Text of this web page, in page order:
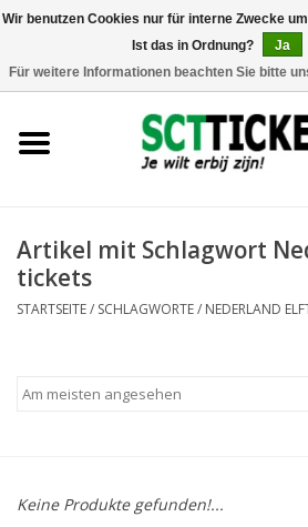
Artikel mit Schlagwort
tickets
STARTSEITE/ SCHLAGWORTE/ NEDERLAND
Keine Produkte gefunden!...
Wir benutzen Cookies nur für interne Zwecke
Ist das in Ordnung?
Ja
Für weitere Informationen beachten Sie bitte